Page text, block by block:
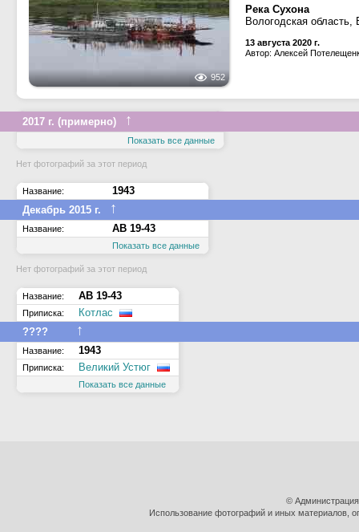
952
Река Сухона
Вологодская область,
13 августа 2020 г.
Автор: Алексей
2017 г. (примерно) ↑
Показать все данные
Нет фотографий за этот период
Название:
1943
Декабрь 2015 г.
↑
Название: АВ 19-43
Показать все данные
Нет фотографий за этот период
Название: АВ 19-43
Приписка:
Котлас
????
↑
Название: 1943
Приписка: Великий Устюг
Показать все данные
©
Использование фотографий и иных материалов,